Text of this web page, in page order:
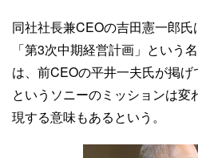
同社社長兼CEOの吉田憲一郎氏
「第3次中期経営計画」という
は、前CEOの平井一夫氏が掲げ
というソニーのミッションは変
現する意味もあるという。